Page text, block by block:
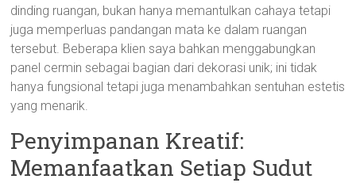
dinding ruangan, bukan hanya memantulkan cahaya tetapi
juga memperluas pandangan mata ke dalam ruangan
tersebut. Beberapa klien saya bahkan menggabungkan
panel cermin sebagai bagian dari dekorasi unik; ini tidak
hanya fungsional tetapi juga menambahkan sentuhan estetis
yang menarik.
Penyimpanan Kreatif:
Memanfaatkan Setiap Sudut